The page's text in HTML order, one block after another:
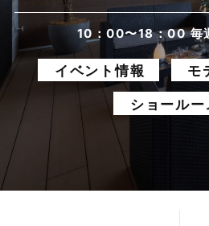
2025年6月
2025年5月
2025年4月
10：00〜18：00 毎
イベント情報
モ
ショールー